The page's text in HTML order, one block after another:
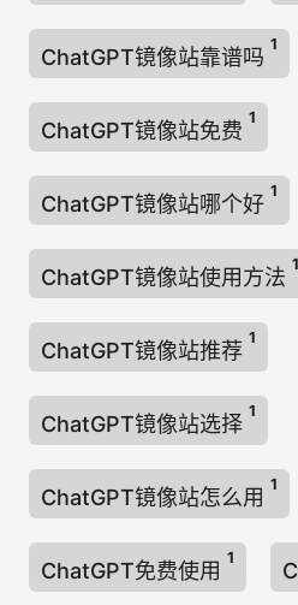
ChatGPT镜像站靠谱吗
1
ChatGPT镜像站免费
1
ChatGPT镜像站哪个好
1
ChatGPT镜像站使用方法
1
ChatGPT镜像站推荐
1
ChatGPT镜像站选择
1
ChatGPT镜像站怎么用
1
ChatGPT免费使用
1